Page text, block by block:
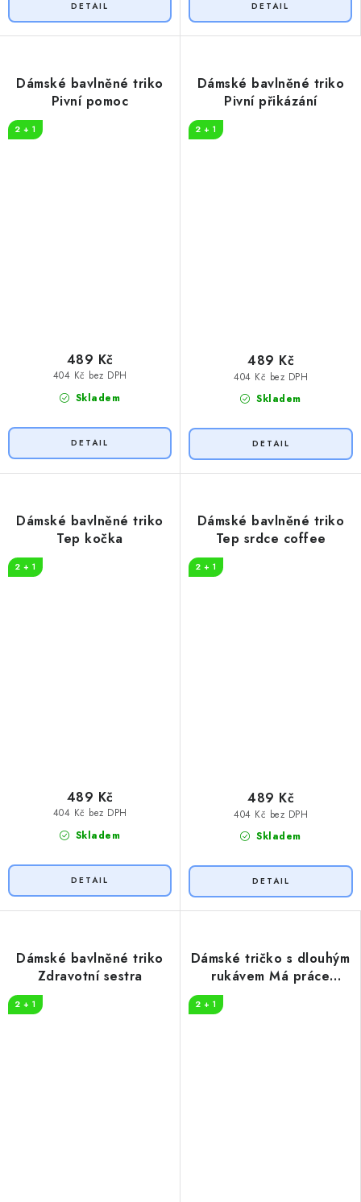
Dámské bavlněné triko
Pivní pomoc
2 + 1
Skladem
404 Kč bez DPH
489 Kč
Dámské bavlněné triko
Pivní přikázání
2 + 1
Skladem
404 Kč bez DPH
489 Kč
Dámské bavlněné triko
Tep kočka
2 + 1
Skladem
404 Kč bez DPH
489 Kč
Dámské bavlněné triko
Tep srdce coffee
2 + 1
Skladem
404 Kč bez DPH
489 Kč
Dámské bavlněné triko
Zdravotní sestra
2 + 1
Dámské tričko s dlouhým
rukávem Má práce
2 + 1